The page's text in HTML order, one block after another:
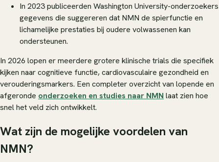
In 2023 publiceerden Washington University-onderzoekers
gegevens die suggereren dat NMN de spierfunctie en
lichamelijke prestaties bij oudere volwassenen kan
ondersteunen.
In 2026 lopen er meerdere grotere klinische trials die specifiek
kijken naar cognitieve functie, cardiovasculaire gezondheid en
verouderingsmarkers. Een completer overzicht van lopende en
afgeronde onderzoeken en studies naar NMN laat zien hoe
snel het veld zich ontwikkelt.
Wat zijn de mogelijke voordelen van
NMN?